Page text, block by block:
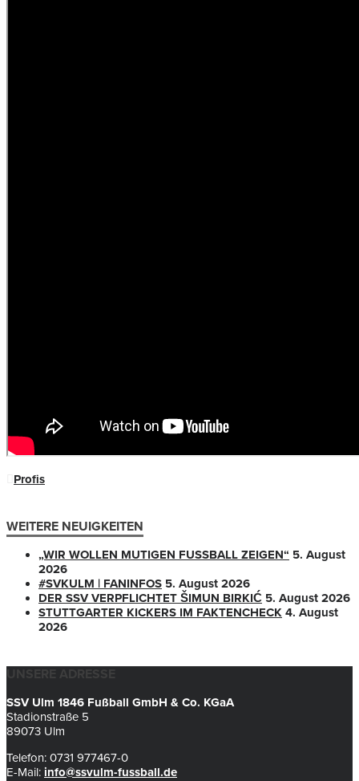
Profis
WEITERE NEUIGKEITEN
„WIR WOLLEN MUTIGEN FUSSBALL ZEIGEN“
5. August
2026
#SVKULM | FANINFOS 5. August 2026
DER SSV VERPFLICHTET ŠIMUN BIRKIĆ 5. August 2026
STUTTGARTER KICKERS IM FAKTENCHECK 4. August
2026
UNSERE ADRESSE
SSV Ulm 1846 Fußball GmbH & Co. KGaA
Stadionstraße 5
89073 Ulm
Telefon: 0731 977467-0
E-Mail: info@ssvulm-fussball.de